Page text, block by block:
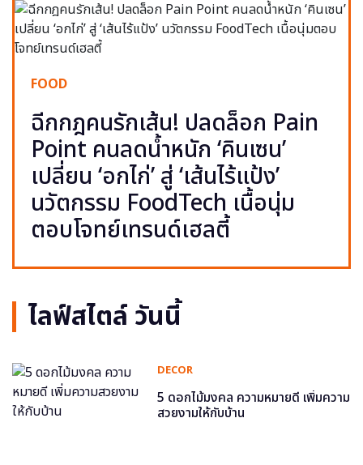
FOOD
ฉีกกฎคนรักเส้น! ปลดล็อก Pain
Point คนลดน้ำหนัก ‘คินเซน’
เปลี่ยน ‘อกไก่’ สู่ ‘เส้นไร้แป้ง’
นวัตกรรม FoodTech เนื้อนุ่ม
ตอบโจทย์เทรนด์เฮลตี้
ไลฟ์สไตล์ วันนี้
DECOR
5 ดอกไม้มงคล ความหมายดี เพิ่มความ
สวยงามให้กับบ้าน